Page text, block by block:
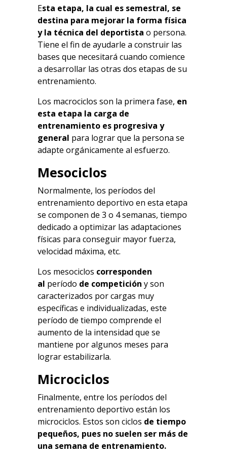
Esta etapa, la cual es semestral, se
destina para mejorar la forma física
y la técnica del deportista o persona.
Tiene el fin de ayudarle a construir las
bases que necesitará cuando comience
a desarrollar las otras dos etapas de su
entrenamiento.
Los macrociclos son la primera fase, en
esta etapa la carga de
entrenamiento es progresiva y
general para lograr que la persona se
adapte orgánicamente al esfuerzo.
Mesociclos
Normalmente, los períodos del
entrenamiento deportivo en esta etapa
se componen de 3 o 4 semanas, tiempo
dedicado a optimizar las adaptaciones
físicas para conseguir mayor fuerza,
velocidad máxima, etc.
Los mesociclos corresponden
al período de competición y son
caracterizados por cargas muy
específicas e individualizadas, este
período de tiempo comprende el
aumento de la intensidad que se
mantiene por algunos meses para
lograr estabilizarla.
Microciclos
Finalmente, entre los períodos del
entrenamiento deportivo están los
microciclos. Estos son ciclos de tiempo
pequeños, pues no suelen ser más de
una semana de entrenamiento.